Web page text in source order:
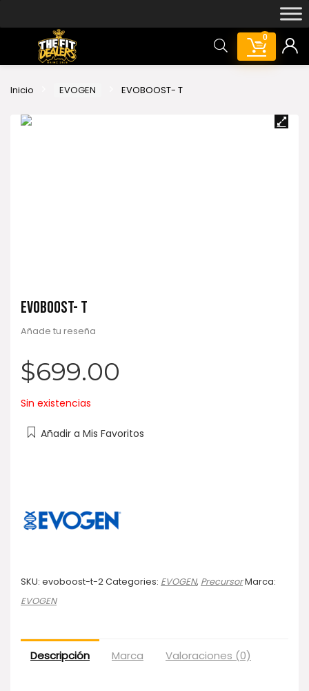
0
Inicio EVOGEN EVOBOOST- T
EVOBOOST- T
Añade tu reseña
$699.00
Sin existencias
Añadir a Mis Favoritos
SKU: evoboost-t-2Categories: EVOGEN, PrecursorMarca:
EVOGEN
Descripción Marca Valoraciones (0)